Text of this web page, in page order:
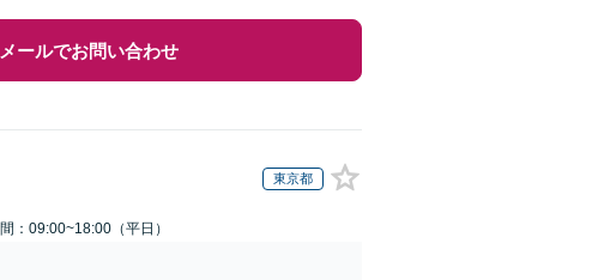
メールでお問い合わせ
東京都
：09:00~18:00（平日）